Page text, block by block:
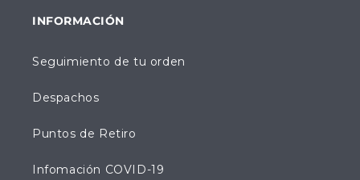
INFORMACIÓN
Seguimiento de tu orden
Despachos
Puntos de Retiro
Infomación COVID-19